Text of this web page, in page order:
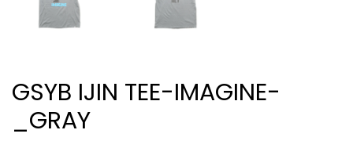
GSYB IJIN TEE-IMAGINE-
_GRAY